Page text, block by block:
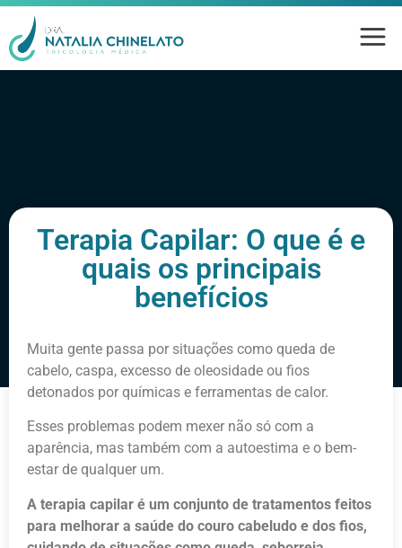
Terapia Capilar: O que é e
quais os principais
benefícios
Muita gente passa por situações como queda de
cabelo, caspa, excesso de oleosidade ou fios
detonados por químicas e ferramentas de calor.
Esses problemas podem mexer não só com a
aparência, mas também com a autoestima e o bem-
estar de qualquer um.
A terapia capilar é um conjunto de tratamentos feitos
para melhorar a saúde do couro cabeludo e dos fios,